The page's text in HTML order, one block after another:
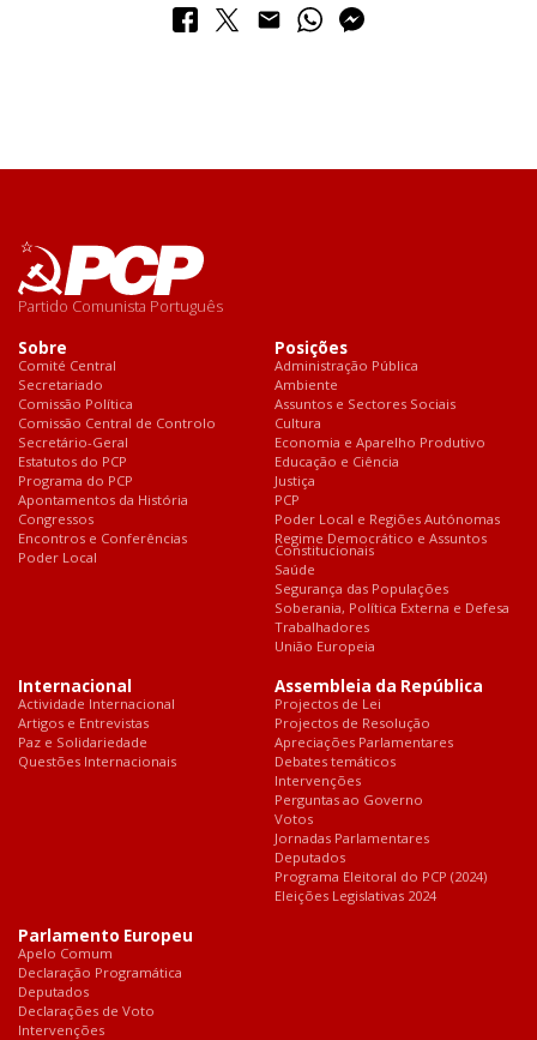
Partido Comunista Português
Sobre
Comité Central
Secretariado
Comissão Política
Comissão Central de Controlo
Secretário-Geral
Estatutos do PCP
Programa do PCP
Apontamentos da História
Congressos
Encontros e Conferências
Poder Local
Posições
Administração Pública
Ambiente
Assuntos e Sectores Sociais
Cultura
Economia e Aparelho Produtivo
Educação e Ciência
Justiça
PCP
Poder Local e Regiões Autónomas
Regime Democrático e Assuntos
Constitucionais
Saúde
Segurança das Populações
Soberania, Política Externa e Defesa
Trabalhadores
União Europeia
Internacional
Actividade Internacional
Artigos e Entrevistas
Paz e Solidariedade
Questões Internacionais
Assembleia da República
Projectos de Lei
Projectos de Resolução
Apreciações Parlamentares
Debates temáticos
Intervenções
Perguntas ao Governo
Votos
Jornadas Parlamentares
Deputados
Programa Eleitoral do PCP (2024)
Eleições Legislativas 2024
Parlamento Europeu
Apelo Comum
Declaração Programática
Deputados
Declarações de Voto
Intervenções